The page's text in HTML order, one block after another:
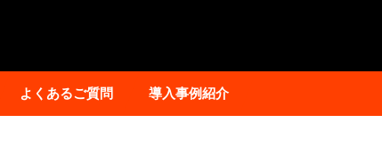
よくあるご質問 導入事例紹介